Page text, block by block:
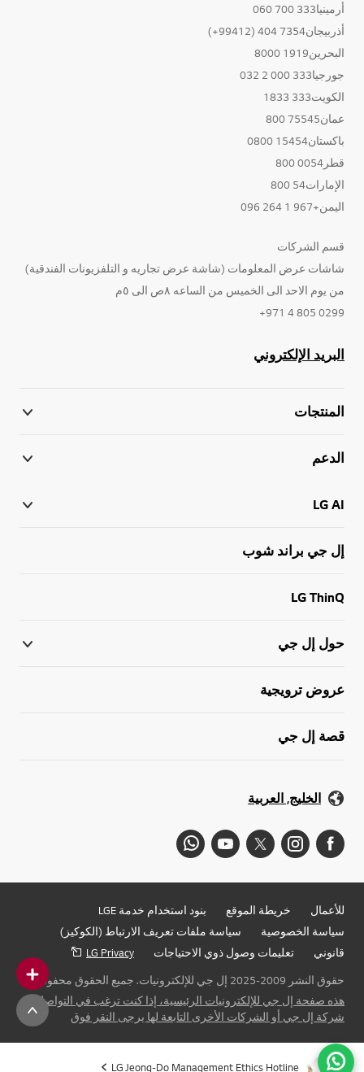
أرمينيا333 700 060
أذربيجان7354 404 (99412+)
البحرين1919 8000
جورجيا333 000 2 032
الكويت333 1833
عمان75545 800
باكستان15454 0800
قطر0054 800
الإمارات54 800
اليمن+967 1 264 096
قسم الشركات
شاشات عرض المعلومات (شاشة عرض تجاريه و التلفزيونات الفندقية)
من يوم الاحد الى الخميس من الساعه ٨ص الى ٥م
0299 805 4 971+
البريد الإلكتروني
المنتجات
الدعم
LG AI
إل جي براند شوب
LG ThinQ
حول إل جي
عروض ترويجية
قصة إل جي
الخليج, العربية
للأعمال خريطة الموقع
بنود استخدام خدمة LGE
سياسة الخصوصية
سياسة ملفات تعريف الارتباط (الكوكيز)
قانوني
تعليمات وصول ذوي الاحتياجات
LG Privacy
حقوق النشر 2009-2025 إل جي للإلكترونيات. جميع الحقوق محفوظة
هذه صفحة إل جي للإلكترونيات الرئيسية، إذا كنت ترغب في التواصل مع
شركة إل جي أو الشركات الأخرى التابعة لها يرجى النقر فوق
LG Jeong-Do Management Ethics Hotline